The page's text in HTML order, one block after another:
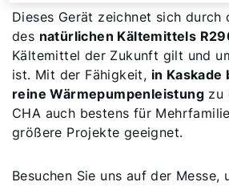
Dieses Gerät zeichnet sich durch
des natürlichen Kältemittels
Kältemittel der Zukunft gilt und
ist. Mit der Fähigkeit, in Kaskade
reine Wärmepumpenleistung zu
CHA auch bestens für
größere Projekte geeignet.
Besuchen Sie uns auf der Messe,